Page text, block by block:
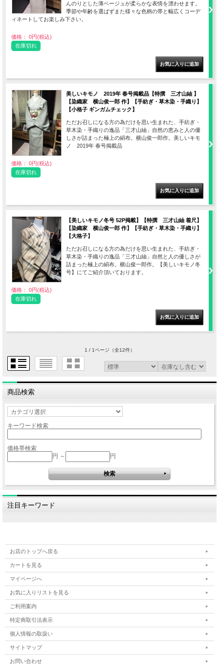
んのりとした薄ベージュが柔らかな表情を漂わせます。
季節や年齢を選ばずまた様々な色柄の帯と幅広くコーデ
ィネートしてお楽しみ下さい。
価格： 0円(税込)
在庫切れ
美しいキモノ 2019年 春号掲載品【特撰 三才山紬 】
【染織家 横山俊一郎 作】【手紡ぎ・草木染・手織り】
【小格子 ギンガムチェック】
ただお召しになる方の為だけを思い生まれた、手紡ぎ・
草木染・手織りの逸品「三才山紬」自然の恵みと人の優
しさが詰まった極上の絹布。横山俊一郎作。美しいキモ
ノ 2019年 春号掲載品
価格： 0円(税込)
在庫切れ
【美しいキモノ冬号 52P掲載】【特撰 三才山紬 着尺】
【染織家 横山俊一郎 作】【手紡ぎ・草木染・手織り】
【大格子】
ただお召しになる方の為だけを思い生まれた、手紡ぎ・
草木染・手織りの逸品「三才山紬」自然と人の優しさが
詰まった極上の絹布。横山俊一郎作。【美しいキモノ冬
号】にてご紹介頂いております。
価格： 0円(税込)
在庫切れ
1 / 1ページ（全12件）
商品検索
キーワード検索
価格帯検索
円 ～
円
注目キーワード
お店のトップへ戻る
カートを見る
マイページへ
お気に入りリストを見る
ご利用案内
特定商取引法表示
個人情報の取扱い
サイトマップ
お問い合わせ